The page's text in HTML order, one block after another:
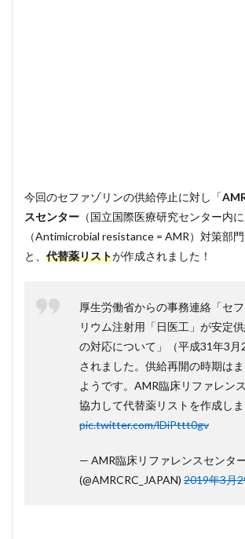
今回のセファゾリンの供給停止に対し「
スセンター （国立国際医療研究センター内
（Antimicrobial resistance = AMR）対策部
と、 代替薬リストが作成されました！
厚生労働省からの事務連絡「セ
リウム注射用「日医工」が安定
の対応について」（平成31年3月
されました。供給再開の時期は
ようです。AMR臨床リファレン
協力して代替薬リストを作成しま
pic.twitter.com/lDiPttt0gv
— AMR臨床リファレンスセンタ
(@AMRCRC_JAPAN) 2019年3月